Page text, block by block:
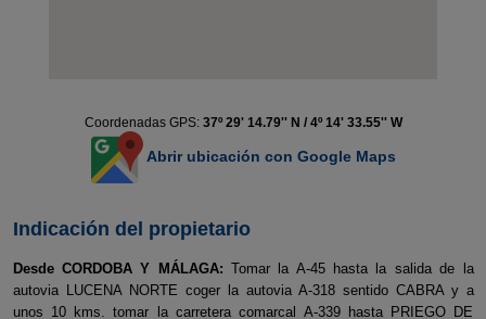
Coordenadas GPS: 37º 29' 14.79'' N / 4º 14' 33.55'' W
Abrir ubicación con Google Maps
Indicación del propietario
Desde CORDOBA Y MÁLAGA: Tomar la A-45 hasta la salida de la
autovia LUCENA NORTE coger la autovia A-318 sentido CABRA y a
unos 10 kms. tomar la carretera comarcal A-339 hasta PRIEGO DE